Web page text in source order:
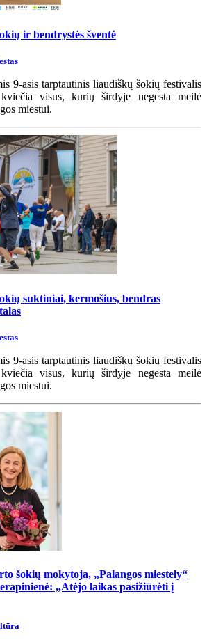
ir bendrystės šventė
9-asis tarptautinis liaudiškų šokių festivalis
kviečia visus, kurių širdyje negesta meilė
miestui.
suktiniai, kermošius, bendras
9-asis tarptautinis liaudiškų šokių festivalis
kviečia visus, kurių širdyje negesta meilė
miestui.
šokių mokytoja, „Palangos miestely“
„Atėjo laikas pasižiūrėti į